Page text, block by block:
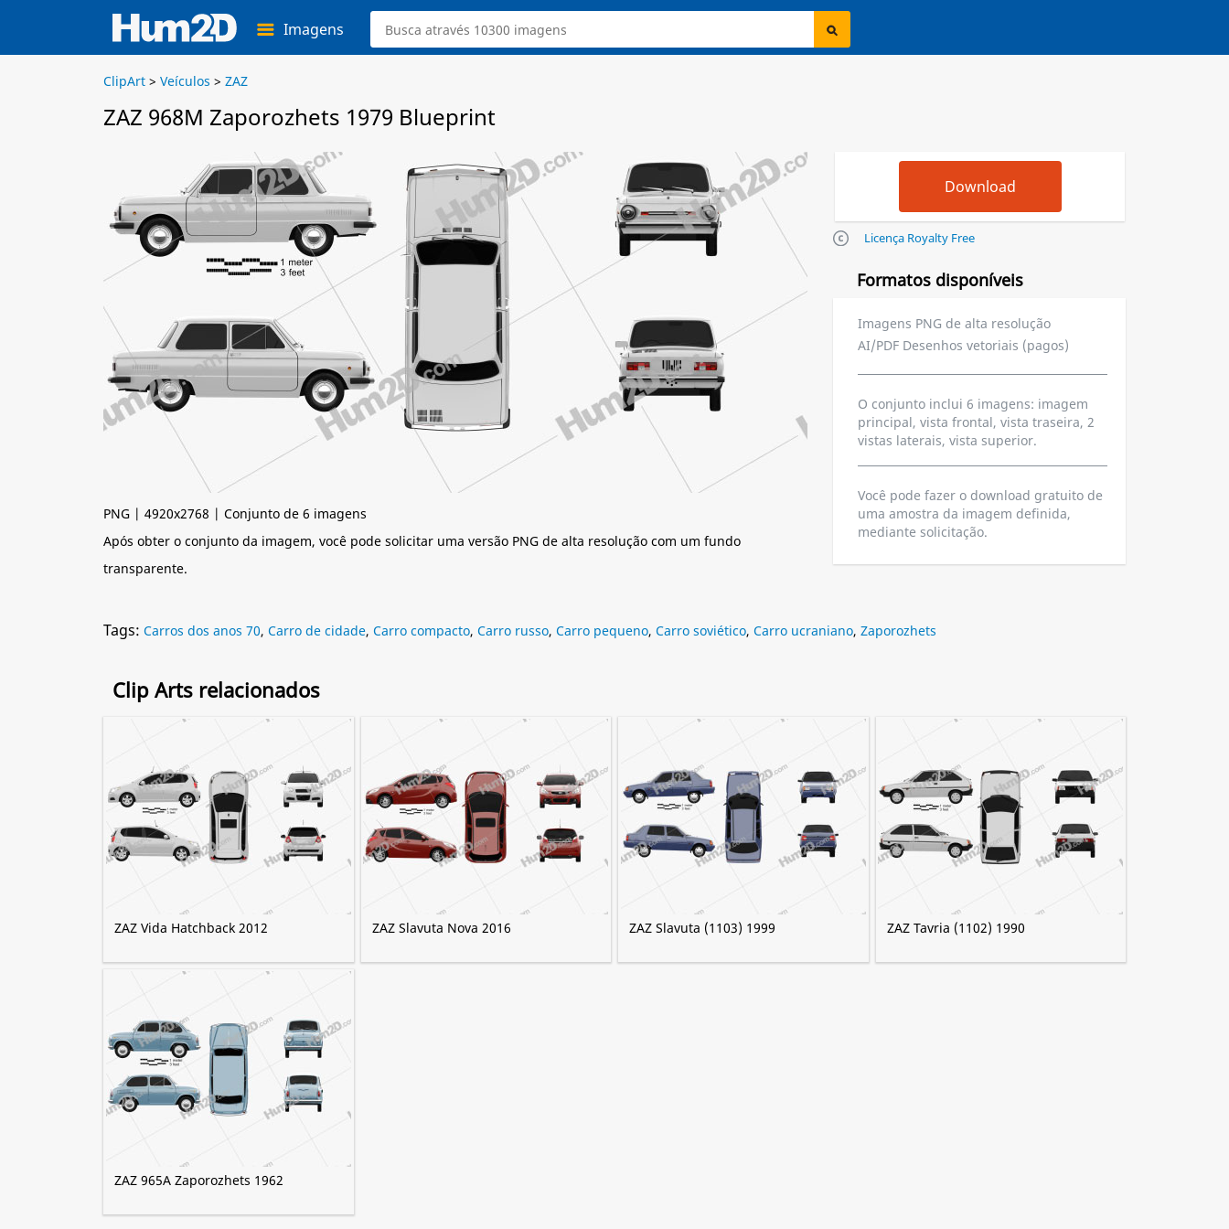
Imagens
ClipArt > Veículos > ZAZ
ZAZ 968M Zaporozhets 1979 Blueprint
PNG | 4920x2768 | Conjunto de 6 imagens
Após obter o conjunto da imagem, você pode solicitar uma versão PNG de alta resolução com um fundo
transparente.
Licença Royalty Free
Formatos disponíveis
Imagens PNG de alta resolução
AI/PDF Desenhos vetoriais (pagos)
O conjunto inclui 6 imagens: imagem
principal, vista frontal, vista traseira, 2
vistas laterais, vista superior.
Você pode fazer o download gratuito de
uma amostra da imagem definida,
mediante solicitação.
Tags: Carros dos anos 70, Carro de cidade, Carro compacto, Carro russo, Carro pequeno, Carro soviético, Carro ucraniano, Zaporozhets
Clip Arts relacionados
ZAZ Vida Hatchback 2012 ZAZ Slavuta Nova 2016 ZAZ Slavuta (1103) 1999 ZAZ Tavria (1102) 1990
ZAZ 965A Zaporozhets 1962